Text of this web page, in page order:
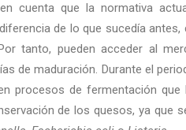
cuenta que la normativa
de lo que sucedía
tanto, pueden acceder al
de maduración. Durante el
procesos de fermentación
de los quesos, ya que